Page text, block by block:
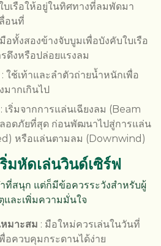
บเรือให้อยู่ในทิศทางที่ลมพัดมา
อนที่
อทั้งสองข้างจับบูมเพื่อบังคับใบเรือ
ดึงหรือปล่อยแรงลม
: ใช้เท้าและลำตัวถ่ายน้ำหนักเพื่อ
ากเกินไป
: เริ่มจากการแล่นเฉียงลม (Beam
ลอดภัยที่สุด ก่อนพัฒนาไปสู่การแล่น
หรือแล่นตามลม (Downwind)
มหัดเล่นวินด์เซิร์ฟ
ที่สนุก แต่ก็มีข้อควรระวังสำหรับผู้
และเพิ่มความมั่นใจ
มาะสม : มือใหม่ควรเล่นในวันที่
อควบคุมกระดานได้ง่าย